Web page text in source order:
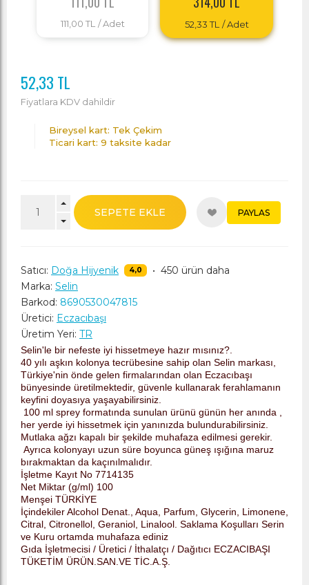
111,00 TL / Adet 52,33 TL / Adet
52,33 TL
Fiyatlara KDV dahildir
Bireysel kart: Tek Çekim
Ticari kart: 9 taksite kadar
SEPETE EKLE PAYLAS
Satıcı: Doğa Hijyenik 4,0 • 450 ürün daha
Marka: Selin
Barkod: 8690530047815
Üretici: Eczacıbaşı
Üretim Yeri: TR
Selin'le bir nefeste iyi hissetmeye hazır mısınız?.
40 yılı aşkın kolonya tecrübesine sahip olan Selin markası,
Türkiye'nin önde gelen firmalarından olan Eczacıbaşı
bünyesinde üretilmektedir, güvenle kullanarak ferahlamanın
keyfini doyasıya yaşayabilirsiniz.
100 ml sprey formatında sunulan ürünü günün her anında ,
her yerde iyi hissetmek için yanınızda bulundurabilirsiniz.
Mutlaka ağzı kapalı bir şekilde muhafaza edilmesi gerekir.
Ayrıca kolonyayı uzun süre boyunca güneş ışığına maruz
bırakmaktan da kaçınılmalıdır.
İşletme Kayıt No 7714135
Net Miktar (g/ml) 100
Menşei TÜRKİYE
İçindekiler Alcohol Denat., Aqua, Parfum, Glycerin, Limonene,
Citral, Citronellol, Geraniol, Linalool. Saklama Koşulları Serin
ve Kuru ortamda muhafaza ediniz
Gıda İşletmecisi / Üretici / İthalatçı / Dağıtıcı ECZACIBAŞI
TÜKETİM ÜRÜN.SAN.VE TİC.A.Ş.